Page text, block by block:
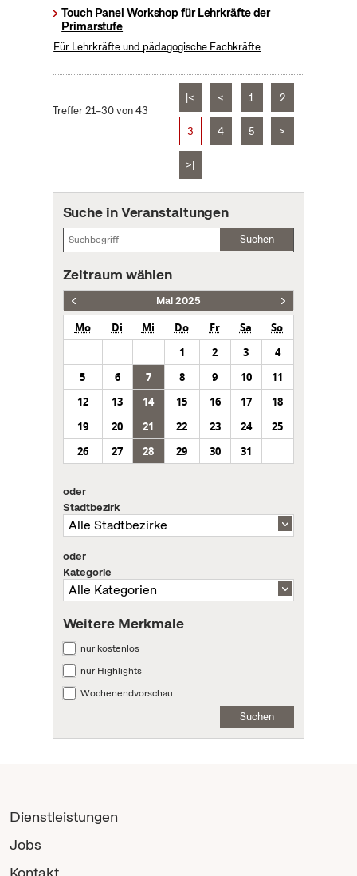
Touch Panel Workshop für Lehrkräfte der
Primarstufe
Für Lehrkräfte und pädagogische Fachkräfte
Treffer 21–30 von 43
|< < 1 2
3 4 5 >
>|
Suche in Veranstaltungen
Suchen
Zeitraum wählen
Mai 2025
Mo Di Mi Do Fr Sa
So
1
2 3
4
5
6 7 8 9 10
11
12
13 14 15 16 17
18
19
20 21 22 23 24
25
26
27 28 29 30 31
oder
Stadtbezirk
oder
Kategorie
Weitere Merkmale
nur kostenlos
nur Highlights
Wochenendvorschau
Suchen
Dienstleistungen
Jobs
Kontakt